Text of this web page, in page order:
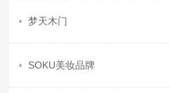
梦天木门
SOKU美妆品牌